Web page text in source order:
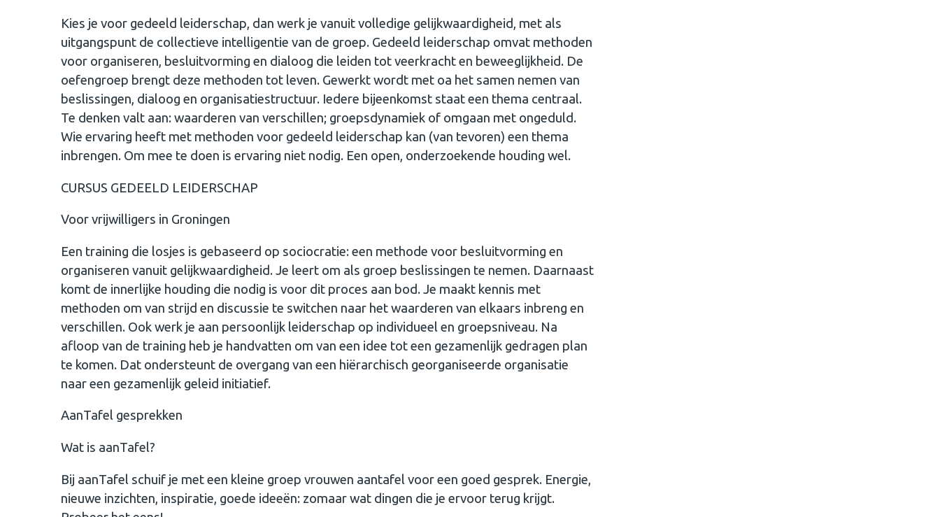
Kies je voor gedeeld leiderschap, dan werk je vanuit volledige gelijkwaardigheid, met als
uitgangspunt de collectieve intelligentie van de groep. Gedeeld leiderschap omvat methoden
voor organiseren, besluitvorming en dialoog die leiden tot veerkracht en beweeglijkheid. De
oefengroep brengt deze methoden tot leven. Gewerkt wordt met oa het samen nemen van
beslissingen, dialoog en organisatiestructuur. Iedere bijeenkomst staat een thema centraal.
Te denken valt aan: waarderen van verschillen; groepsdynamiek of omgaan met ongeduld.
Wie ervaring heeft met methoden voor gedeeld leiderschap kan (van tevoren) een thema
inbrengen. Om mee te doen is ervaring niet nodig. Een open, onderzoekende houding wel.
CURSUS GEDEELD LEIDERSCHAP
Voor vrijwilligers in Groningen
Een training die losjes is gebaseerd op sociocratie: een methode voor besluitvorming en
organiseren vanuit gelijkwaardigheid. Je leert om als groep beslissingen te nemen. Daarnaast
komt de innerlijke houding die nodig is voor dit proces aan bod. Je maakt kennis met
methoden om van strijd en discussie te switchen naar het waarderen van elkaars inbreng en
verschillen. Ook werk je aan persoonlijk leiderschap op individueel en groepsniveau. Na
afloop van de training heb je handvatten om van een idee tot een gezamenlijk gedragen plan
te komen. Dat ondersteunt de overgang van een hiërarchisch georganiseerde organisatie
naar een gezamenlijk geleid initiatief.
AanTafel gesprekken
Wat is aanTafel?
Bij aanTafel schuif je met een kleine groep vrouwen aantafel voor een goed gesprek. Energie,
nieuwe inzichten, inspiratie, goede ideeën: zomaar wat dingen die je ervoor terug krijgt.